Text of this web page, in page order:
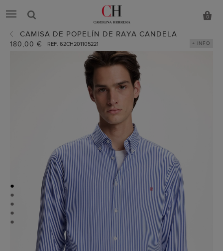
0
CAMISA DE POPELÍN DE RAYA CANDELA
180,00 € REF. 62CH201105221 + INFO
●
●
●
●
●